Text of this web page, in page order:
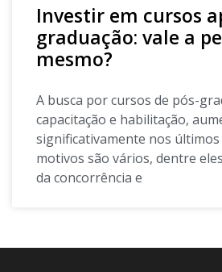
Investir em cursos
graduação: vale a
mesmo?
A busca por cursos de pós-
capacitação e habilitação,
significativamente nos últimos
motivos são vários, dentre
da concorrência e